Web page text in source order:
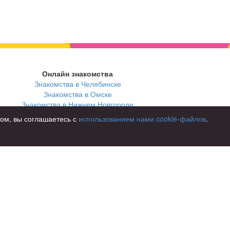
Онлайн знакомства
Знакомства в Челябинске
Знакомства в Омске
Знакомства в Нижнем Новгороде
вы соглашаетесь с использованием нами cookie-файлов.